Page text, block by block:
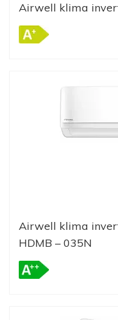
Airwell klima
Airwell klima
HDMB – 035N